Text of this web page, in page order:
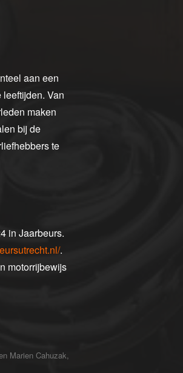
aan een
Van
maken
bij de
te
in Jaarbeurs.
.
motorrijbewijs
Marien Cahuzak,